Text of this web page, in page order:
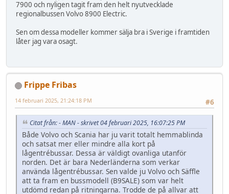
7900 och nyligen tagit fram den helt nyutvecklade
regionalbussen Volvo 8900 Electric.
Sen om dessa modeller kommer sälja bra i Sverige i framtiden
låter jag vara osagt.
Frippe Fribas
#6
14 februari 2025, 21:24:18 PM
Citat från: - MAN - skrivet 04 februari 2025, 16:07:25 PM
Både Volvo och Scania har ju varit totalt hemmablinda
och satsat mer eller mindre alla kort på
lågentrébussar. Dessa är väldigt ovanliga utanför
norden. Det är bara Nederländerna som verkar
använda lågentrébussar. Sen valde ju Volvo och Säffle
att ta fram en bussmodell (B9SALE) som var helt
utdömd redan på ritningarna. Trodde de på allvar att